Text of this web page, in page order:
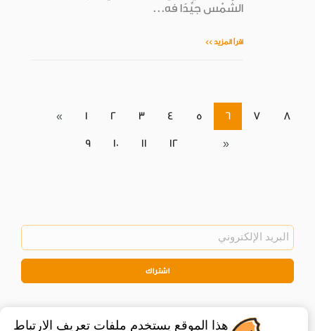
الشَّمْس جيِّدًا فه...
اقرأ المزيد >>
« 1 2 3 4 5 6 7 8
9 10 11 12 »
اشتراك
هذا الموقع يستخدم ملفات تعريف الارتباط